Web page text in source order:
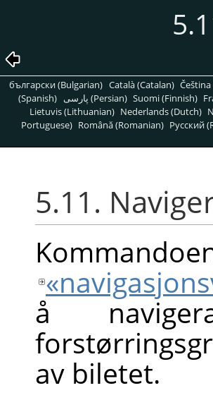
български (Bulgarian) Català (Catalan) Čeština
(Spanish)
پارسی (Persian) Suomi (Finnish)
Lietuvis (Lithuanian) Nederlands (Dutch)
Portuguese) Română (Romanian) Pусский
5.11.
å
av biletet.